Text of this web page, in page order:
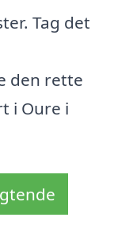
Tag det
den rette
i Oure i